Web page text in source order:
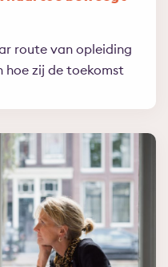
route van opleiding
hoe zij de toekomst